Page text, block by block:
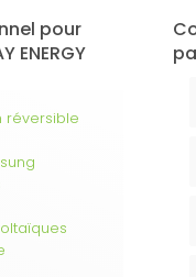
pour
ENERGY
réversible